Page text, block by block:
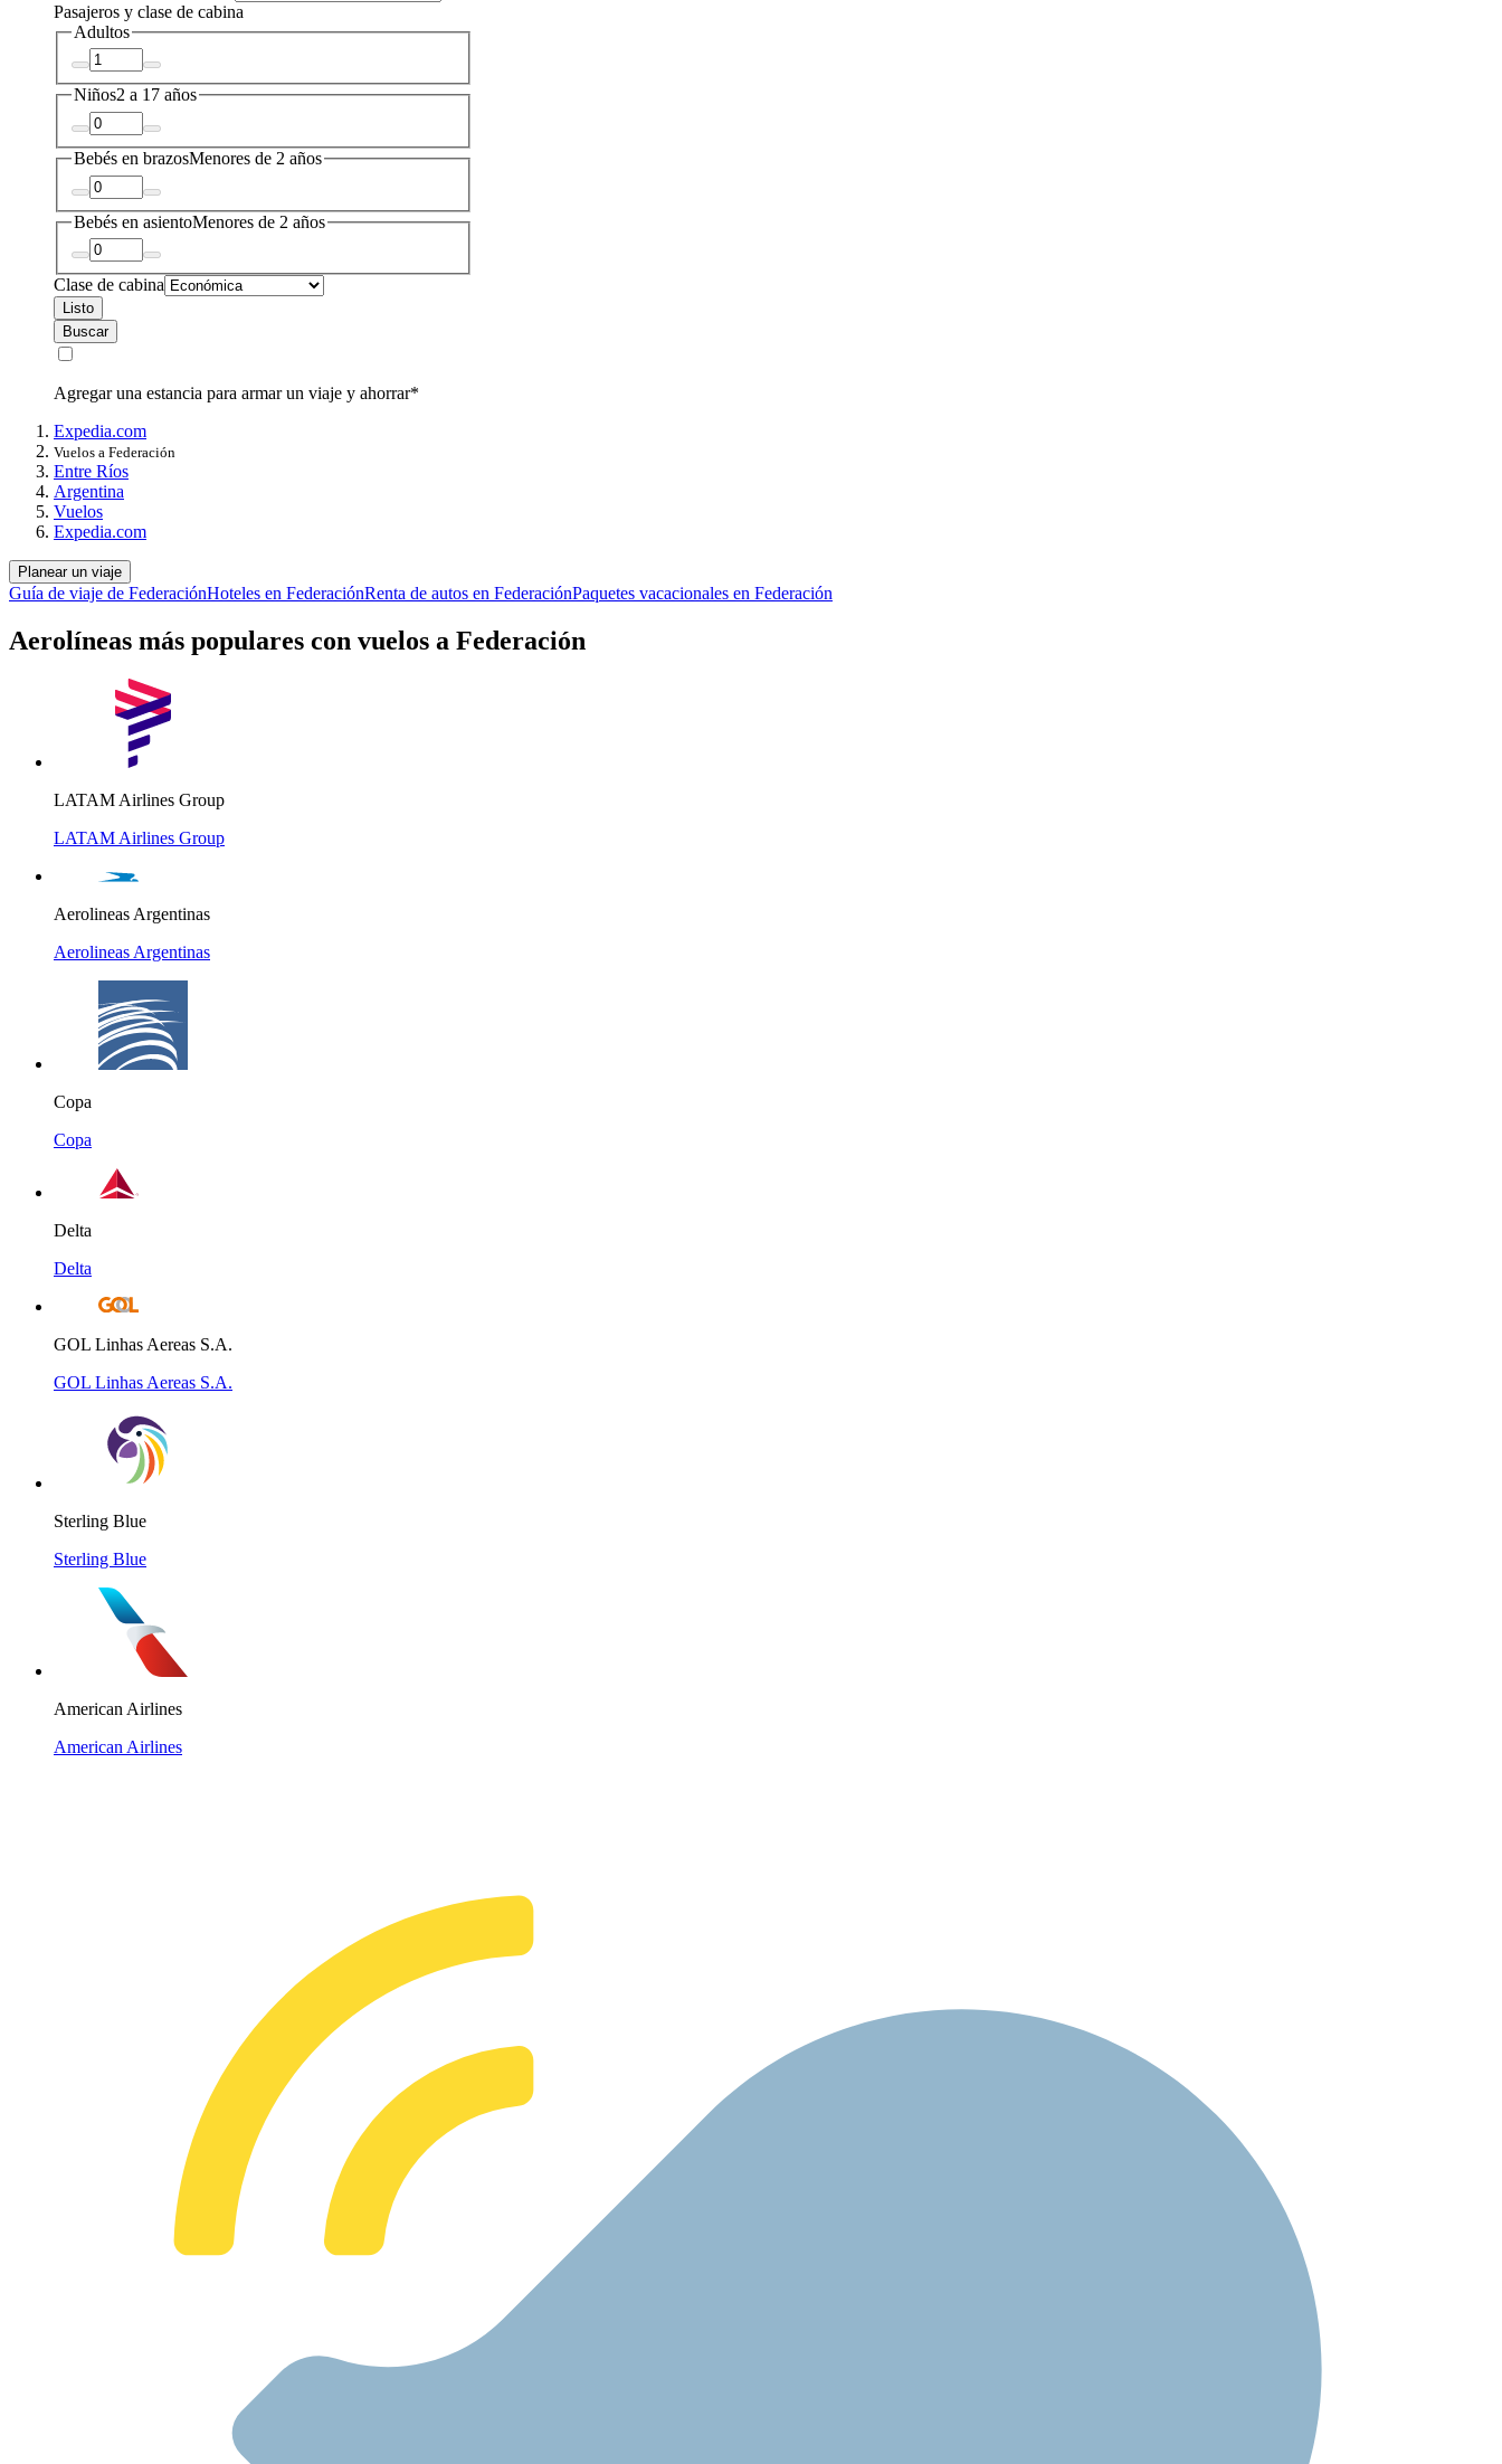
Pasajeros y clase de cabina
Adultos
Niños2 a 17 años
Bebés en brazosMenores de 2 años
Bebés en asientoMenores de 2 años
Clase de cabina
Listo
Buscar
Agregar una estancia para armar un viaje y ahorrar*
Expedia.com
Vuelos a Federación
Entre Ríos
Argentina
Vuelos
Expedia.com
Planear un viaje
Guía de viaje de FederaciónHoteles en FederaciónRenta de autos en FederaciónPaquetes vacacionales en Federación
Aerolíneas más populares con vuelos a Federación
LATAM Airlines Group
LATAM Airlines Group
Aerolineas Argentinas
Aerolineas Argentinas
Copa
Copa
Delta
Delta
GOL Linhas Aereas S.A.
GOL Linhas Aereas S.A.
Sterling Blue
Sterling Blue
American Airlines
American Airlines